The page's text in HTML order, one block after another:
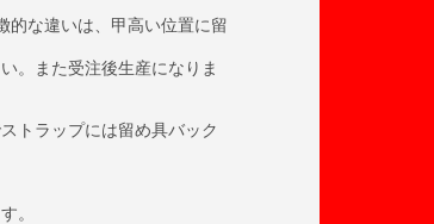
的な違いは、甲高い位置に留
。また受注後生産になりま
トラップには留め具バック
。